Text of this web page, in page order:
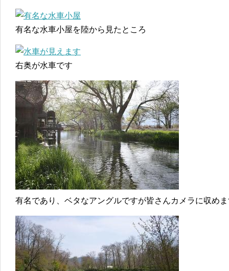
有名な水車小屋を陸から見たところ
右奥が水車です
有名であり、ベタなアングルですが皆さんカメラに収め